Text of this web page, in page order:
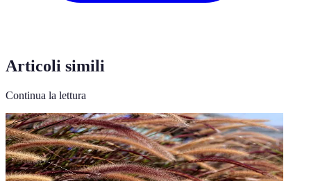
Articoli simili
Continua la lettura